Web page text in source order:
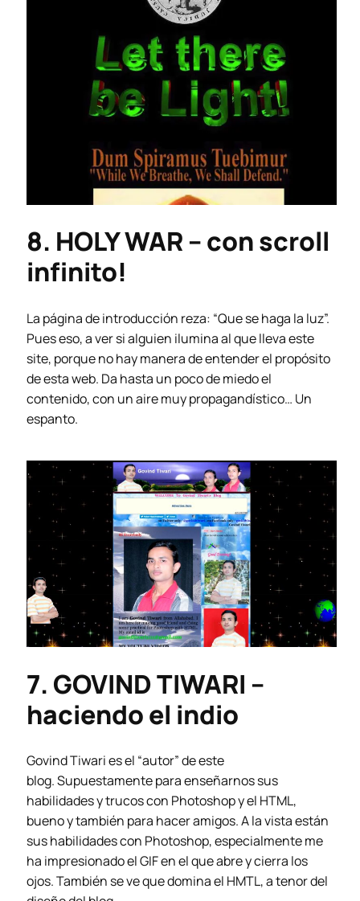
8. HOLY WAR – con scroll
infinito!
La página de introducción reza: “Que se haga la luz”.
Pues eso, a ver si alguien ilumina al que lleva este
site, porque no hay manera de entender el propósito
de esta web. Da hasta un poco de miedo el
contenido, con un aire muy propagandístico… Un
espanto.
7. GOVIND TIWARI –
haciendo el indio
Govind Tiwari es el “autor” de este
blog. Supuestamente para enseñarnos sus
habilidades y trucos con Photoshop y el HTML,
bueno y también para hacer amigos. A la vista están
sus habilidades con Photoshop, especialmente me
ha impresionado el GIF en el que abre y cierra los
ojos. También se ve que domina el HMTL, a tenor del